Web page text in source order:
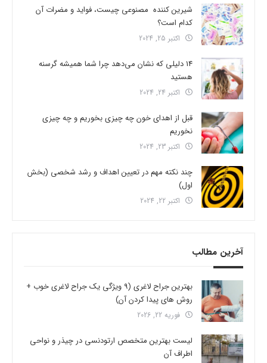
شیرین کننده مصنوعی چیست، فواید و مضرات آن
کدام است؟
اکتبر 25, 2024
14 دلیلی که نشان می‌دهد چرا شما همیشه گرسنه
هستید
اکتبر 24, 2024
قبل از اهدای خون چه چیزی بخوریم و چه چیزی
نخوریم
اکتبر 23, 2024
چند نکته مهم در تعیین اهداف و رشد شخصی (بخش
اول)
اکتبر 22, 2024
آخرین مطالب
بهترین جراح لاغری (9 ویژگی یک جراح لاغری خوب +
روش های پیدا کردن آن)
فوریه 22, 2026
لیست بهترین متخصص ارتودنسی در چیذر و نواحی
اطراف آن